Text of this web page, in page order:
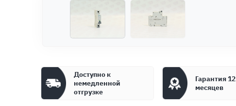
Доступно к
немедленной
отгрузке
Гарантия 12
месяцев